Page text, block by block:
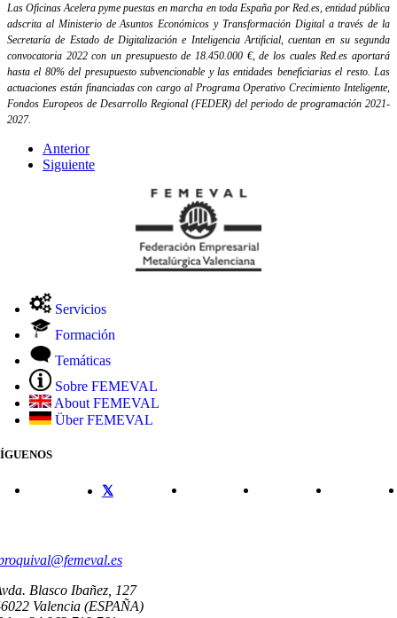
Las Oficinas Acelera pyme puestas en marcha en toda España por Red.es, entidad pública
adscrita al Ministerio de Asuntos Económicos y Transformación Digital a través de la
Secretaría de Estado de Digitalización e Inteligencia Artificial, cuentan en su segunda
convocatoria 2022 con un presupuesto de 18.450.000 €, de los cuales Red.es aportará
hasta el 80% del presupuesto subvencionable y las entidades beneficiarias el resto. Las
actuaciones están financiadas con cargo al Programa Operativo Crecimiento Inteligente,
Fondos Europeos de Desarrollo Regional (FEDER) del periodo de programación 2021-
2027.
Anterior
Siguiente
Servicios
Formación
Temáticas
Sobre FEMEVAL
About FEMEVAL
Über FEMEVAL
Blasco Ibañez, 127
Valencia (ESPAÑA)